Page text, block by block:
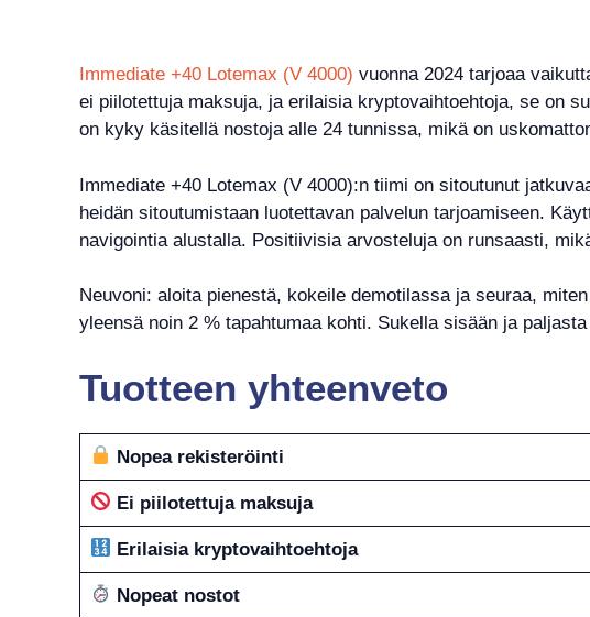
Immediate +40 Lotemax (V 4000) vuonna 2024 tarjoaa
ei piilotettuja maksuja, ja erilaisia kryptovaihtoehtoja, se on
on kyky käsitellä nostoja alle 24 tunnissa, mikä on
Immediate +40 Lotemax (V 4000):n tiimi on sitoutunut
heidän sitoutumistaan luotettavan palvelun tarjoamiseen.
navigointia alustalla. Positiivisia arvosteluja on runsaasti,
Neuvoni: aloita pienestä, kokeile demotilassa ja seuraa,
yleensä noin 2 % tapahtumaa kohti. Sukella sisään ja
Tuotteen yhteenveto
Nopea rekisteröinti
Ei piilotettuja maksuja
Erilaisia kryptovaihtoehtoja
Nopeat nostot